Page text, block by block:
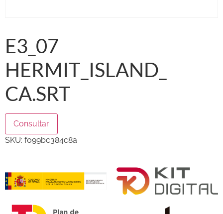
E3_07
HERMIT_ISLAND_
CA.SRT
Consultar
SKU: f099bc384c8a